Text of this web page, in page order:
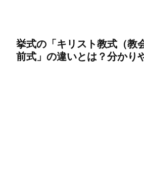
挙式の「キリスト教式（教
前式」の違いとは？分かり